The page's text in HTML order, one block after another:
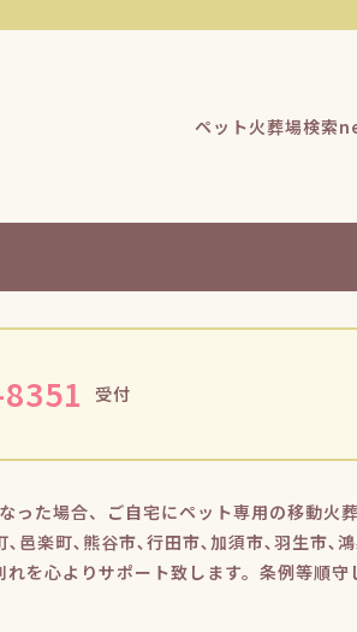
ペット火葬場検索
受付
った場合、ご自宅にペット専用の移動火
邑楽町､熊谷市､行田市､加須市､羽生市､
を心よりサポート致します。条例等順